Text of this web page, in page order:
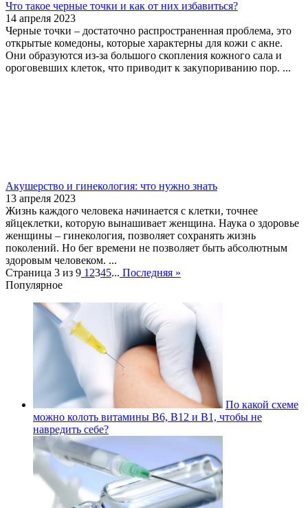
Что такое черные точки и как от них избавиться?
14 апреля 2023
Черные точки – достаточно распространенная проблема, это
открытые комедоны, которые характерны для кожи с акне.
Они образуются из-за большого скопления кожного сала и
ороговевших клеток, что приводит к закупориванию пор. ...
Акушерство и гинекология: что нужно знать
13 апреля 2023
Жизнь каждого человека начинается с клетки, точнее
яйцеклетки, которую вынашивает женщина. Наука о здоровье
женщины – гинекология, позволяет сохранять жизнь
поколений. Но бег времени не позволяет быть абсолютным
здоровым человеком. ...
Страница 3 из 9 1 2345... Последняя »
Популярное
По какой схеме
можно колоть витамины В6, В12 и В1, чтобы не
навредить себе?